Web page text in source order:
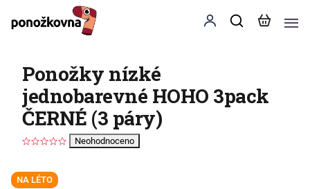
Ponožky nízké
jednobarevné HOHO 3pack
ČERNÉ (3 páry)
Neohodnoceno
NA LÉTO